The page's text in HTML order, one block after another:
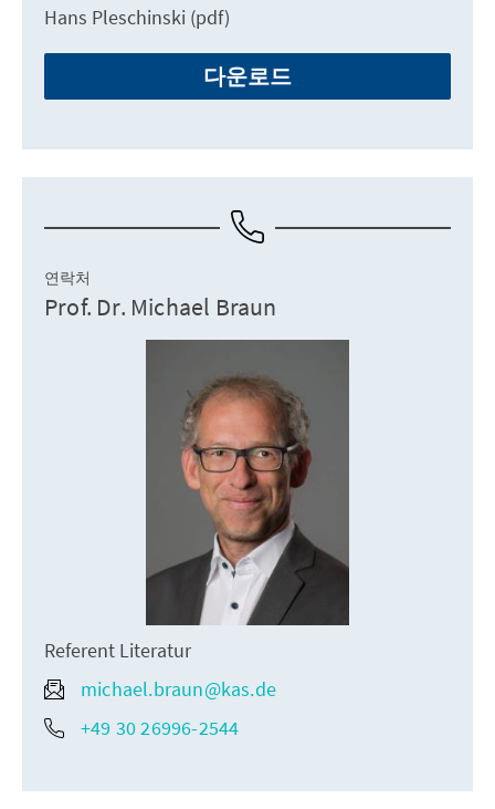
Hans Pleschinski (pdf)
다운로드
연락처
Prof. Dr. Michael Braun
Referent Literatur
michael.braun@kas.de
+49 30 26996-2544